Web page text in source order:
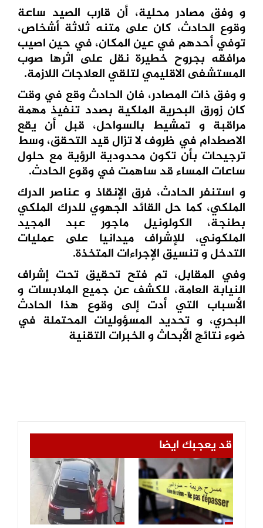
و وفق مصادر محلية، أن قارب الصيد ساعة
وقوع الحادث، كان على متنه ثلاثة أشخاص،
توفي أحدهم في عين المكان، في حين اصيب
مرافقه بجروح خطيرة نقل على اثرها صوب
المستشفى الاقليمي لتلقي العلاجات اللازمة.
و وفق ذات المصادر، فان الحادث وقع في وقت
كان زورق البحرية الملكية بصدد تنفيذ مهمة
مراقبة و تمشيط بالسواحل، قبل أن يقع
الاصطدام في ظروف لا تزال قيد التحقق، وسط
ترجيحات بأن تكون محدودية الرؤية مع حلول
ساعات المساء قد ساهمت في وقوع الحادث.
و استنفر الحادث، فرق الإنقاذ و عناصر الدرك
الملكي، كما حل القائد الجهوي للدرك الملكي
بطنجة، الكولونيل ماجور عبد المجيد
الملكوني، للإشراف ميدانيا على عمليات
التدخل و تنسيق الإجراءات المتخذة.
وفي المقابل، تم فتح تحقيق تحت إشراف
النيابة العامة، للكشف عن جميع الملابسات و
الأسباب التي أدت إلى وقوع هذا الحادث
البحري، و تحديد المسؤوليات المحتملة في
ضوء نتائج الأبحاث و الخبرات التقنية
قد يعجبك ايضا